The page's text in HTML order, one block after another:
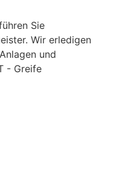
Sie
Wir erledigen
und
- Greife